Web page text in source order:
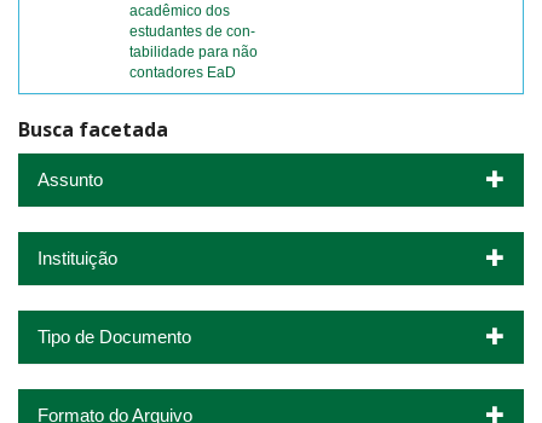
acadêmico dos
estudantes de con-
tabilidade para não
contadores EaD
Busca facetada
Assunto
Instituição
Tipo de Documento
Formato do Arquivo